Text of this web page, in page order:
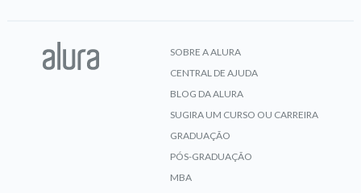
SOBRE A ALURA
CENTRAL DE AJUDA
BLOG DA ALURA
SUGIRA UM CURSO OU CARREIRA
GRADUAÇÃO
PÓS-GRADUAÇÃO
MBA